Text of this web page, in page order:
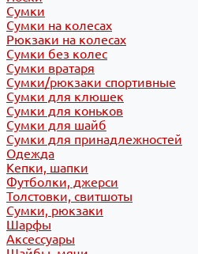
Сумки
Сумки на колесах
Рюкзаки на колесах
Сумки без колес
Сумки вратаря
Сумки/рюкзаки спортивные
Сумки для клюшек
Сумки для коньков
Сумки для шайб
Сумки для принадлежностей
Одежда
Кепки, шапки
Футболки, джерси
Толстовки, свитшоты
Сумки, рюкзаки
Шарфы
Аксессуары